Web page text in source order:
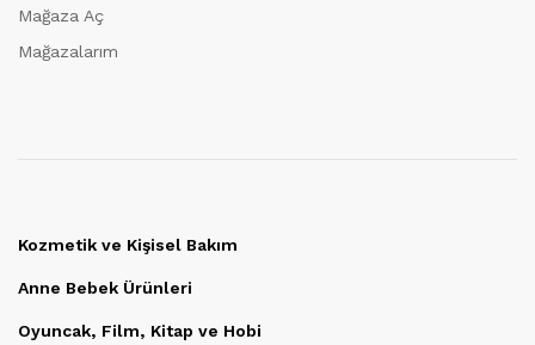
Mağaza Aç
Mağazalarım
Kozmetik ve Kişisel Bakım
Anne Bebek Ürünleri
Oyuncak, Film, Kitap ve Hobi